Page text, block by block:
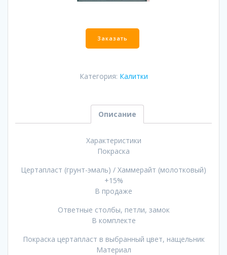
Количество
Заказать
Категория: Калитки
Описание
Характеристики
Покраска
Цертапласт (грунт-эмаль) / Хаммерайт (молотковый)
+15%
В продаже
Ответные столбы, петли, замок
В комплекте
Покраска цертапласт в выбранный цвет, нащельник
Материал